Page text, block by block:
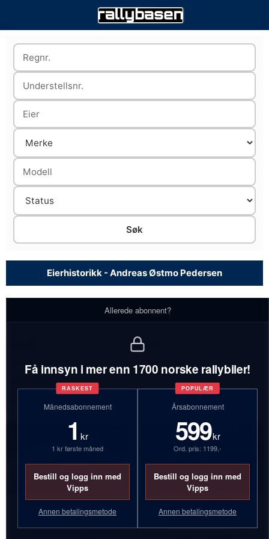
Eierhistorikk - Andreas Østmo Pedersen
Allerede abonnent?
Få innsyn i mer enn 1700 norske rallybiler!
RASKEST
Månedsabonnement
1 kr
1 kr første måned
Bestill og logg inn med
Vipps
Annen betalingsmetode
POPULÆR
Årsabonnement
599kr
Ord. pris: 1199,-
Bestill og logg inn med
Vipps
Annen betalingsmetode
Eierhistorikk - Andreas Østmo Pedersen
4 biler
Bilmerker:
Aktive biler:
CC97376 JD90765